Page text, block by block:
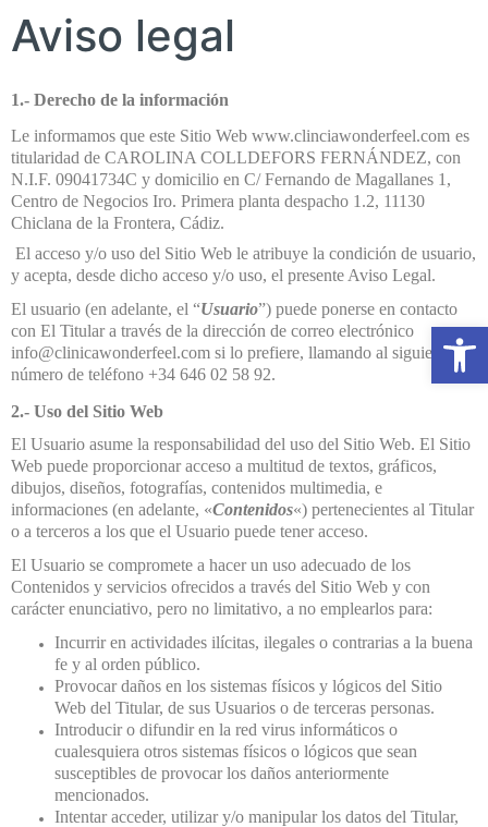
Open
Aviso legal
1.- Derecho de la información
Le informamos que este Sitio Web www.clinciawonderfeel.com es
titularidad de CAROLINA COLLDEFORS FERNÁNDEZ, con
N.I.F. 09041734C y domicilio en C/ Fernando de Magallanes 1,
Centro de Negocios Iro. Primera planta despacho 1.2, 11130
Chiclana de la Frontera, Cádiz.
El acceso y/o uso del Sitio Web le atribuye la condición de usuario,
y acepta, desde dicho acceso y/o uso, el presente Aviso Legal.
El usuario (en adelante, el “Usuario”) puede ponerse en contacto
con El Titular a través de la dirección de correo electrónico
info@clinicawonderfeel.com si lo prefiere, llamando al siguiente
número de teléfono +34 646 02 58 92.
2.- Uso del Sitio Web
El Usuario asume la responsabilidad del uso del Sitio Web. El Sitio
Web puede proporcionar acceso a multitud de textos, gráficos,
dibujos, diseños, fotografías, contenidos multimedia, e
informaciones (en adelante, «Contenidos«) pertenecientes al Titular
o a terceros a los que el Usuario puede tener acceso.
El Usuario se compromete a hacer un uso adecuado de los
Contenidos y servicios ofrecidos a través del Sitio Web y con
carácter enunciativo, pero no limitativo, a no emplearlos para:
Incurrir en actividades ilícitas, ilegales o contrarias a la buena
fe y al orden público.
Provocar daños en los sistemas físicos y lógicos del Sitio
Web del Titular, de sus Usuarios o de terceras personas.
Introducir o difundir en la red virus informáticos o
cualesquiera otros sistemas físicos o lógicos que sean
susceptibles de provocar los daños anteriormente
mencionados.
Intentar acceder, utilizar y/o manipular los datos del Titular,